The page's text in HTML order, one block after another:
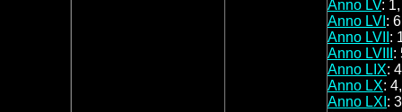
Anno LV:
Anno LVI :
Anno LVII :
Anno LVIII :
Anno LIX: 4
Anno LX:
Anno LXI : 3